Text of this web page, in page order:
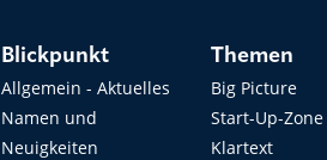
Blickpunkt
Allgemein - Aktuelles
Namen und
Neuigkeiten
Themen
Big Picture
Start-Up-Zone
Klartext